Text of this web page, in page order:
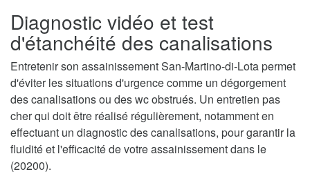
Diagnostic vidéo et test
d'étanchéité des canalisations
Entretenir son assainissement San-Martino-di-Lota permet
d'éviter les situations d'urgence comme un dégorgement
des canalisations ou des wc obstrués. Un entretien pas
cher qui doit être réalisé régulièrement, notamment en
effectuant un diagnostic des canalisations, pour garantir la
fluidité et l'efficacité de votre assainissement dans le
(20200).